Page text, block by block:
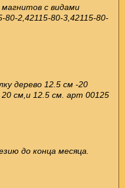
с видами
2,42115-80-3,42115-80-
дерево 12.5 см -20
см,и 12.5 см. арт 00125
до конца месяца.